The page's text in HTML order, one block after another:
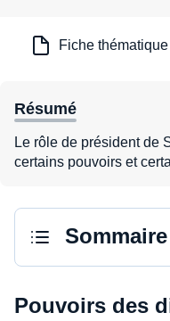
Fiche thématique
Résumé
Le rôle de président de
certains pouvoirs et
Sommaire
Pouvoirs des